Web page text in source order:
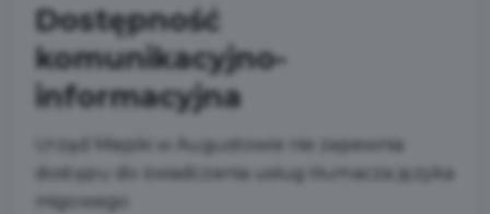
Dostępność
komunikacyjno-
informacyjna
Urząd Miejski w Augustowie nie zapewnia
dostępu do świadczenia usług tłumacza języka
migowego